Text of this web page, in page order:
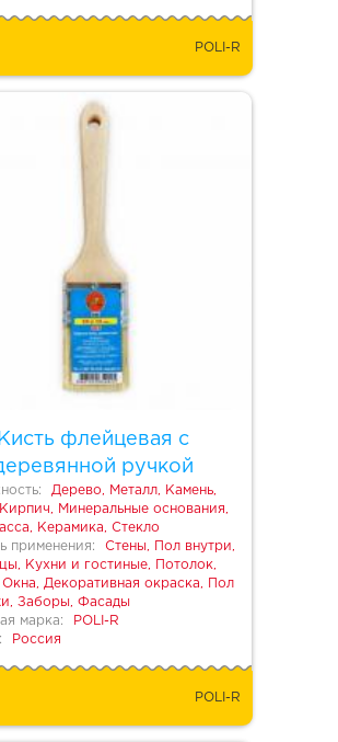
POLI-R
Кисть флейцевая с
ручкой
Дерево, Металл, Камень,
Минеральные основания,
Керамика, Стекло
применения:
Стены, Пол внутри,
Кухни и гостиные, Потолок,
Окна, Декоративная окраска, Пол
Заборы, Фасады
марка:
POLI-R
Россия
POLI-R